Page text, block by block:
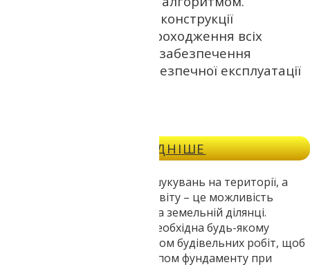
Зведення будівлі певної конструкції
передбачає поетапне проходження всіх
підготовчих щаблів для забезпечення
максимально тривалої безпечної експлуатації
ДОКЛАДНІШЕ
Проведення геологічних вишукувань на території, а
також розробка технічного звіту – це можливість
дізнатися про склад ґрунту на земельній ділянці.
Геологія ділянки по Дніпру необхідна будь-якому
власнику землі перед початком будівельних робіт, щоб
правильно визначитися з типом фундаменту при